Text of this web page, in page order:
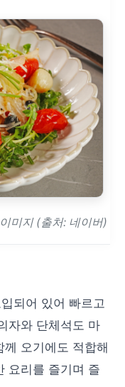
미지 (출처: 네이버)
되어 있어 빠르고
자와 단체석도 마
오기에도 적합해
요리를 즐기며 즐